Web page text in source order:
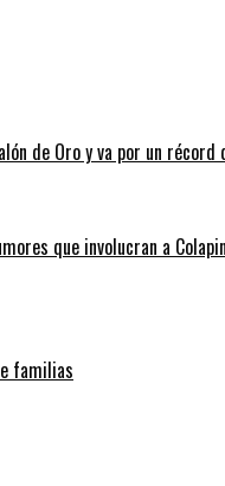
de Oro y va por un
que involucran a
familias